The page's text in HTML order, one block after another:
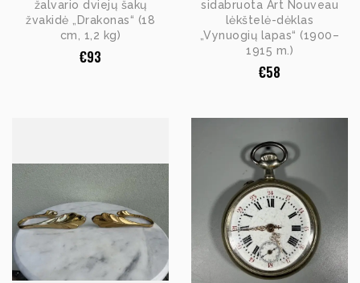
žalvario dviejų šakų
žvakidė „Drakonas“ (18
cm, 1,2 kg)
€93
sidabruota Art Nouveau
lėkštelė-dėklas
„Vynuogių lapas“ (1900–
1915 m.)
€58